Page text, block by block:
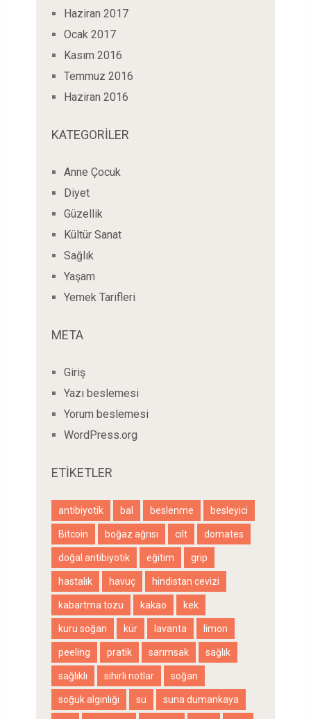
Haziran 2017
Ocak 2017
Kasım 2016
Temmuz 2016
Haziran 2016
KATEGORILER
Anne Çocuk
Diyet
Güzellik
Kültür Sanat
Sağlık
Yaşam
Yemek Tarifleri
META
Giriş
Yazı beslemesi
Yorum beslemesi
WordPress.org
ETIKETLER
antibiyotik bal beslenme besleyici
Bitcoin boğaz ağrısı cilt domates
doğal antibiyotik eğitim grip
hastalık havuç hindistan cevizi
kabartma tozu kakao kek
kuru soğan kür lavanta limon
peeling pratik sarımsak sağlık
sağlıklı sihirli notlar soğan
soğuk algınlığı su suna dumankaya